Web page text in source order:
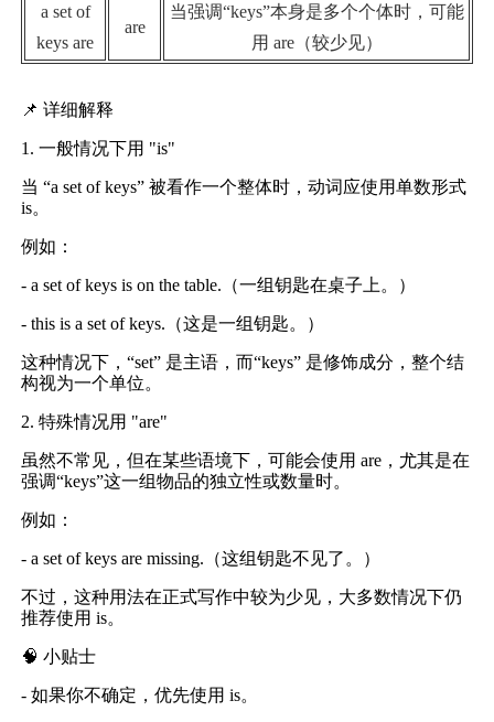
a set of
keys are
are
当强调“keys”本身是多个个体时，可能
用 are（较少见）
📌 详细解释
1. 一般情况下用 "is"
当 “a set of keys” 被看作一个整体时，动词应使用单数形式
is。
例如：
- a set of keys is on the table.（一组钥匙在桌子上。）
- this is a set of keys.（这是一组钥匙。）
这种情况下，“set” 是主语，而“keys” 是修饰成分，整个结
构视为一个单位。
2. 特殊情况用 "are"
虽然不常见，但在某些语境下，可能会使用 are，尤其是在
强调“keys”这一组物品的独立性或数量时。
例如：
- a set of keys are missing.（这组钥匙不见了。）
不过，这种用法在正式写作中较为少见，大多数情况下仍
推荐使用 is。
🧠 小贴士
- 如果你不确定，优先使用 is。